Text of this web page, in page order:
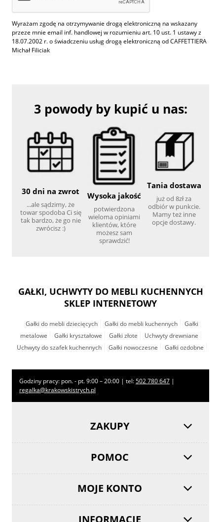
Wyrażam zgodę na otrzymywanie drogą elektroniczną na wskazany
przeze mnie email inf. handlowej w rozumieniu art. 10 ust. 1 ustawy z
18.07.2002 r. o świadczeniu usług drogą elektroniczną od CAFFETTIERA
Michał Filiciak
3 powody by kupić u nas:
30 dni na zwrot
...ale sądzimy, że
towar spodoba Ci się
tak bardzo, że go nie
zwrócisz :)
Wysoka jakość
potwierdzona
wieloma opiniami
klientów, które
możesz sam
sprawdzić!
Tania dostawa
już od 8zł za
odbiór w punkcie.
Mamy też inne
opcje dostawy.
GAŁKI, UCHWYTY DO MEBLI KUCHENNYCH
SKLEP INTERNETOWY
Gałki do mebli dziecięcych Gałki do mebli kuchennych
Gałki
metalowe
Gałki kryształowe Gałki złote
Uchwyty drewniane
Uchwyty do szafek kuchennych
Gałki nowoczesne Gałki ozdobne
Godziny pracy: pon. - pt. 9:00 – 20:00 | tel:502 780 647 |
regalka@krakowskistrych.pl
ZAKUPY
POMOC
MOJE KONTO
INFORMACJE